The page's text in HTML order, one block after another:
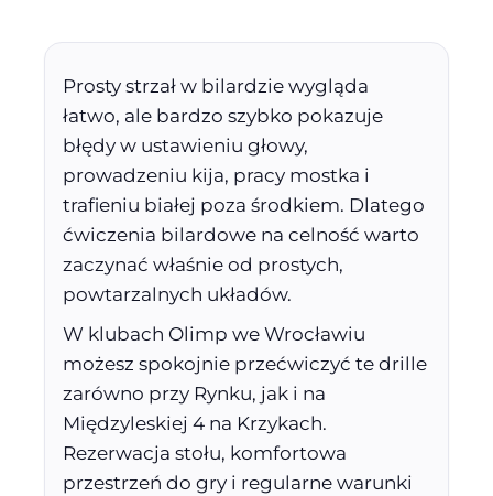
Prosty strzał w bilardzie wygląda
łatwo, ale bardzo szybko pokazuje
błędy w ustawieniu głowy,
prowadzeniu kija, pracy mostka i
trafieniu białej poza środkiem. Dlatego
ćwiczenia bilardowe na celność warto
zaczynać właśnie od prostych,
powtarzalnych układów.
W klubach Olimp we Wrocławiu
możesz spokojnie przećwiczyć te drille
zarówno przy Rynku, jak i na
Międzyleskiej 4 na Krzykach.
Rezerwacja stołu, komfortowa
przestrzeń do gry i regularne warunki